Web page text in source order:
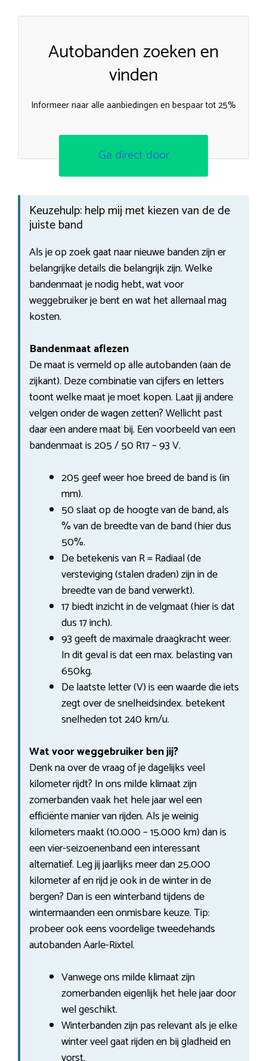
Autobanden zoeken en
vinden
Informeer naar alle aanbiedingen en bespaar tot 25%
Ga direct door
Keuzehulp: help mij met kiezen van de de
juiste band
Als je op zoek gaat naar nieuwe banden zijn er
belangrijke details die belangrijk zijn. Welke
bandenmaat je nodig hebt, wat voor
weggebruiker je bent en wat het allemaal mag
kosten.
Bandenmaat aflezen
De maat is vermeld op alle autobanden (aan de
zijkant). Deze combinatie van cijfers en letters
toont welke maat je moet kopen. Laat jij andere
velgen onder de wagen zetten? Wellicht past
daar een andere maat bij. Een voorbeeld van een
bandenmaat is 205 / 50 R17 – 93 V.
205 geef weer hoe breed de band is (in
mm).
50 slaat op de hoogte van de band, als
% van de breedte van de band (hier dus
50%.
De betekenis van R = Radiaal (de
versteviging (stalen draden) zijn in de
breedte van de band verwerkt).
17 biedt inzicht in de velgmaat (hier is dat
dus 17 inch).
93 geeft de maximale draagkracht weer.
In dit geval is dat een max. belasting van
650kg.
De laatste letter (V) is een waarde die iets
zegt over de snelheidsindex. betekent
snelheden tot 240 km/u.
Wat voor weggebruiker ben jij?
Denk na over de vraag of je dagelijks veel
kilometer rijdt? In ons milde klimaat zijn
zomerbanden vaak het hele jaar wel een
efficiënte manier van rijden. Als je weinig
kilometers maakt (10.000 – 15.000 km) dan is
een vier-seizoenenband een interessant
alternatief. Leg jij jaarlijks meer dan 25.000
kilometer af en rijd je ook in de winter in de
bergen? Dan is een winterband tijdens de
wintermaanden een onmisbare keuze. Tip:
probeer ook eens voordelige tweedehands
autobanden Aarle-Rixtel.
Vanwege ons milde klimaat zijn
zomerbanden eigenlijk het hele jaar door
wel geschikt.
Winterbanden zijn pas relevant als je elke
winter veel gaat rijden en bij gladheid en